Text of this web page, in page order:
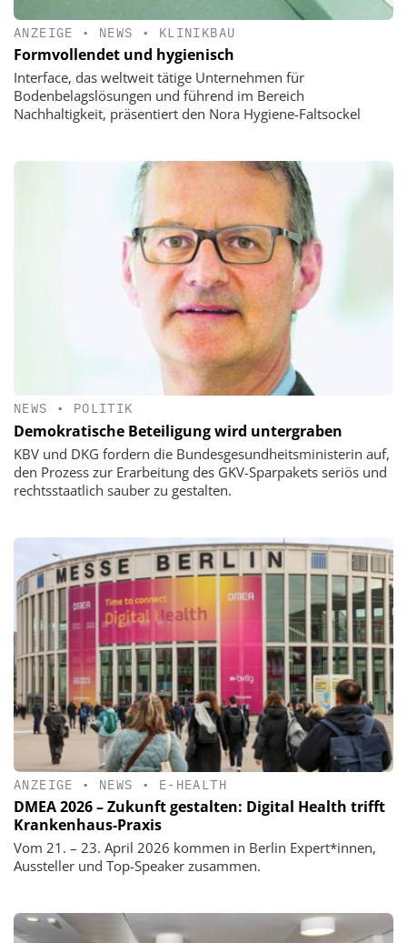
ANZEIGE • NEWS • KLINIKBAU
Formvollendet und hygienisch
Interface, das weltweit tätige Unternehmen für
Bodenbelagslösungen und führend im Bereich
Nachhaltigkeit, präsentiert den Nora Hygiene-Faltsockel
NEWS • POLITIK
Demokratische Beteiligung wird untergraben
KBV und DKG fordern die Bundesgesundheitsministerin auf,
den Prozess zur Erarbeitung des GKV-Sparpakets seriös und
rechtsstaatlich sauber zu gestalten.
ANZEIGE • NEWS • E-HEALTH
DMEA 2026 – Zukunft gestalten: Digital Health trifft
Krankenhaus-Praxis
Vom 21. – 23. April 2026 kommen in Berlin Expert*innen,
Aussteller und Top-Speaker zusammen.